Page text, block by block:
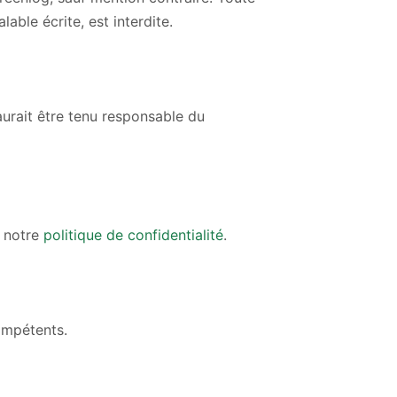
écrite, est interdite.
être tenu responsable du
notre politique de confidentialité.